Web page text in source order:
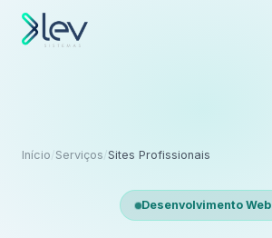
Início Serviços Sites Profissionais
Desenvolvimento Web